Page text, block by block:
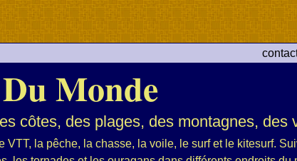
Monde
côtes, des plages, des montagnes, des
VTT, la pêche, la chasse, la voile, le surf et le kitesurf.